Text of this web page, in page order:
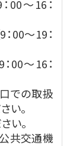
00～16：
00～19：
00～16：
での取扱
い。
い。
共交通機